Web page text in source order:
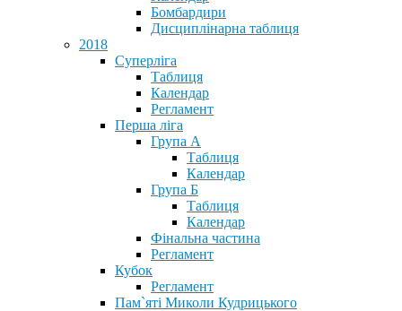
Бомбардири
Дисциплінарна таблиця
2018
Суперліга
Таблиця
Календар
Регламент
Перша ліга
Група А
Таблиця
Календар
Група Б
Таблиця
Календар
Фінальна частина
Регламент
Кубок
Регламент
Пам`яті Миколи Кудрицького